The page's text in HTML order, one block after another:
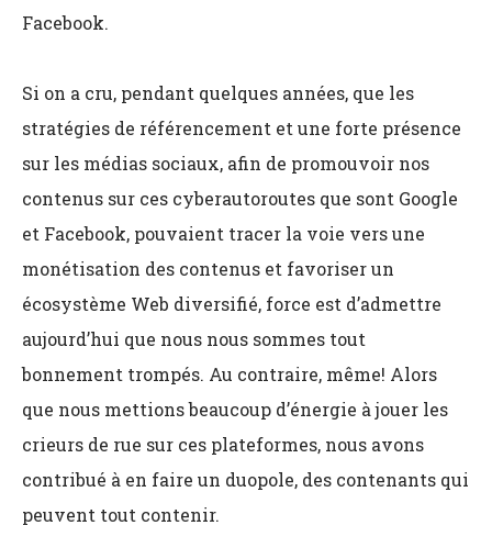
Facebook.
Si on a cru, pendant quelques années, que les
stratégies de référencement et une forte présence
sur les médias sociaux, afin de promouvoir nos
contenus sur ces cyberautoroutes que sont Google
et Facebook, pouvaient tracer la voie vers une
monétisation des contenus et favoriser un
écosystème Web diversifié, force est d’admettre
aujourd’hui que nous nous sommes tout
bonnement trompés. Au contraire, même! Alors
que nous mettions beaucoup d’énergie à jouer les
crieurs de rue sur ces plateformes, nous avons
contribué à en faire un duopole, des contenants qui
peuvent tout contenir.